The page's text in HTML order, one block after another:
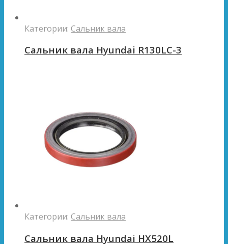
Категории: Сальник вала
Сальник вала Hyundai R130LC-3
Категории: Сальник вала
Сальник вала Hyundai HX520L